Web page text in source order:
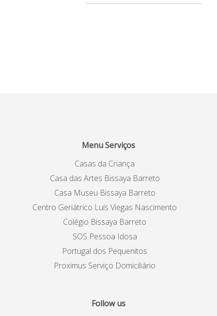
Menu Serviços
Casas da Criança
Casa das Artes Bissaya Barreto
Casa Museu Bissaya Barreto
Centro Geriátrico Luís Viegas Nascimento
Colégio Bissaya Barreto
SOS Pessoa Idosa
Portugal dos Pequenitos
Proximus Serviço Domiciliário
Follow us